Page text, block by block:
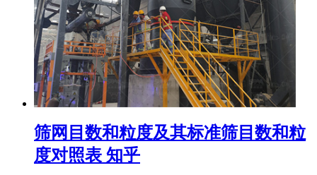
筛网目数和粒度及其标准筛目数和粒
度对照表 知乎